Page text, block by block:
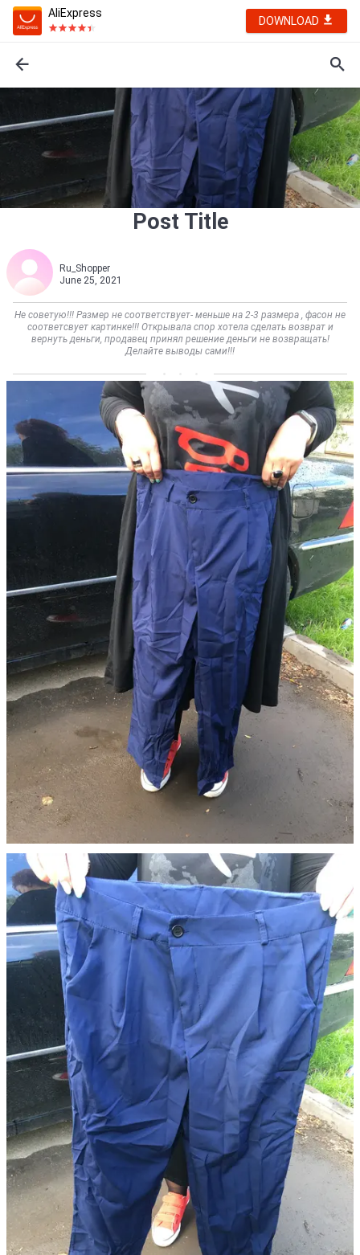
AliExpress
DOWNLOAD
Post Title
Ru_Shopper
June 25, 2021
Не советую!!! Размер не соответствует- меньше на 2-3 размера , фасон не
соответсвует картинке!!! Открывала спор хотела сделать возврат и
вернуть деньги, продавец принял решение деньги не возвращать!
Делайте выводы сами!!!